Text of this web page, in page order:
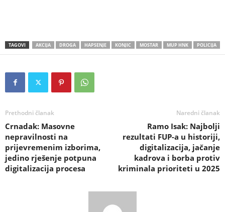
TAGOVI AKCIJA DROGA HAPSENJE KONJIC MOSTAR MUP HNK POLICIJA
Prethodni članak
Crnadak: Masovne
nepravilnosti na
prijevremenim izborima,
jedino rješenje potpuna
digitalizacija procesa
Naredni članak
Ramo Isak: Najbolji
rezultati FUP-a u historiji,
digitalizacija, jačanje
kadrova i borba protiv
kriminala prioriteti u 2025